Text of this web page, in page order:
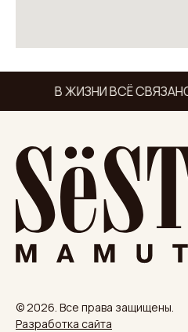
В ЖИЗНИ ВСЁ СВЯЗАНО
© 2026. Все права защищены.
Разработка сайта